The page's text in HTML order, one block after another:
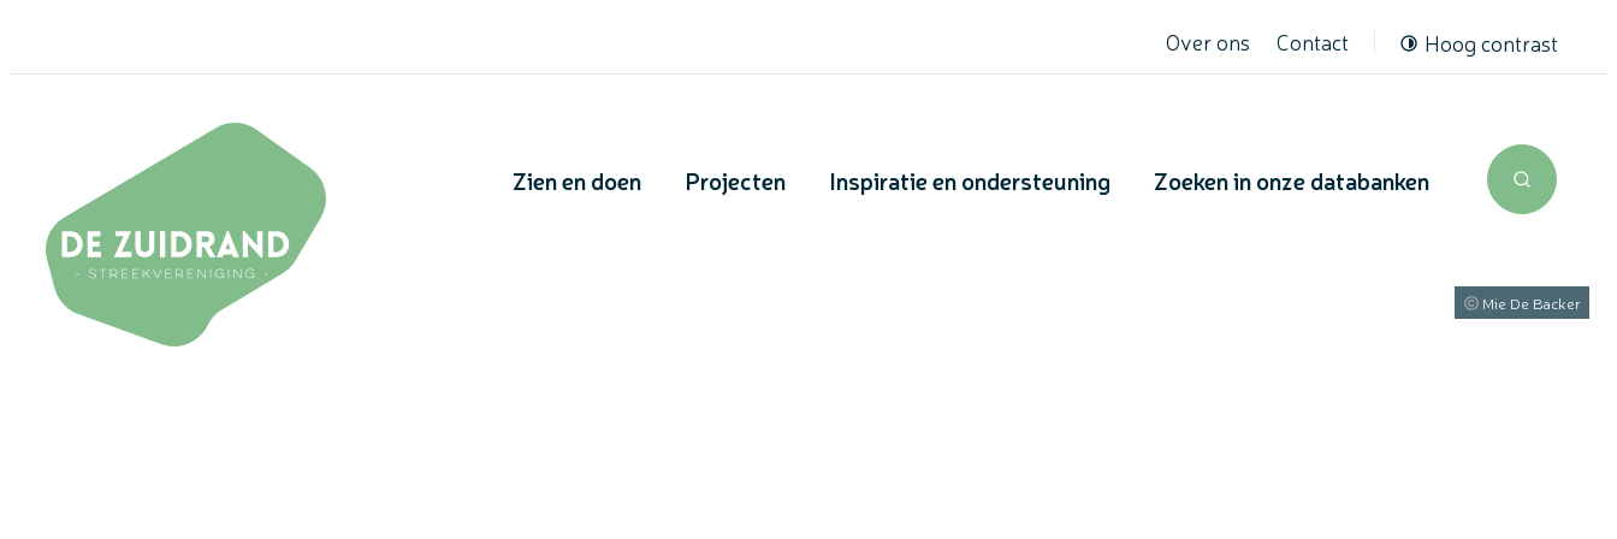
Over ons Contact Hoog contrast
Zien en doen Projecten Inspiratie en ondersteuning Zoeken in onze databanken Zoek
Mie De Backer